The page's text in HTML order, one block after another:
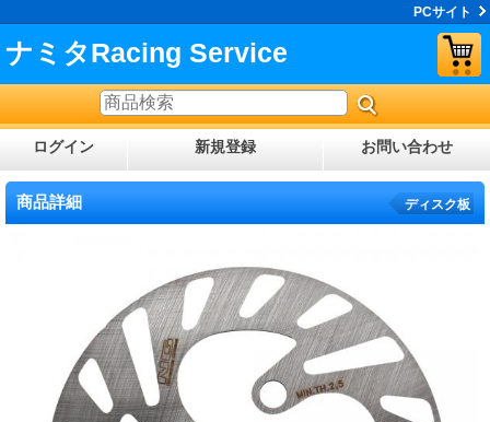
PCサイト
ナミタRacing Service
ログイン 新規登録 お問い合わせ
商品詳細 ディスク板